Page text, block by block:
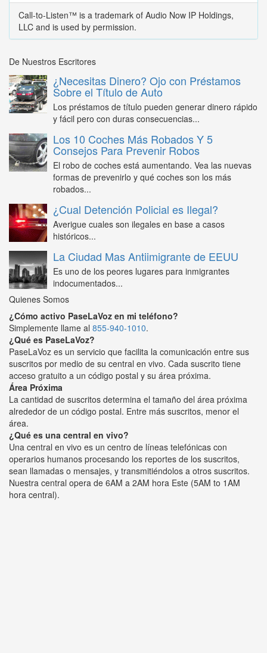
Call-to-Listen™ is a trademark of Audio Now IP Holdings,
LLC and is used by permission.
De Nuestros Escritores
¿Necesitas Dinero? Ojo con Préstamos
Sobre el Título de Auto
Los préstamos de título pueden generar dinero rápido
y fácil pero con duras consecuencias...
Los 10 Coches Más Robados Y 5
Consejos Para Prevenir Robos
El robo de coches está aumentando. Vea las nuevas
formas de prevenirlo y qué coches son los más
robados...
¿Cual Detención Policial es Ilegal?
Averigue cuales son ilegales en base a casos
históricos...
La Ciudad Mas Antiimigrante de EEUU
Es uno de los peores lugares para inmigrantes
indocumentados...
Quienes Somos
¿Cómo activo PaseLaVoz en mi teléfono?
Simplemente llame al 855-940-1010.
¿Qué es PaseLaVoz?
PaseLaVoz es un servicio que facilita la comunicación entre sus
suscritos por medio de su central en vivo. Cada suscrito tiene
acceso gratuito a un código postal y su área próxima.
Área Próxima
La cantidad de suscritos determina el tamaño del área próxima
alrededor de un código postal. Entre más suscritos, menor el
área.
¿Qué es una central en vivo?
Una central en vivo es un centro de líneas telefónicas con
operarios humanos procesando los reportes de los suscritos,
sean llamadas o mensajes, y transmitiéndolos a otros suscritos.
Nuestra central opera de 6AM a 2AM hora Este (5AM to 1AM
hora central).